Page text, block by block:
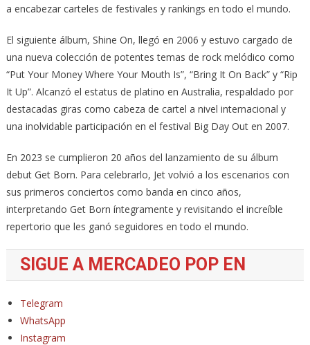
a encabezar carteles de festivales y rankings en todo el mundo.
El siguiente álbum, Shine On, llegó en 2006 y estuvo cargado de
una nueva colección de potentes temas de rock melódico como
“Put Your Money Where Your Mouth Is”, “Bring It On Back” y “Rip
It Up”. Alcanzó el estatus de platino en Australia, respaldado por
destacadas giras como cabeza de cartel a nivel internacional y
una inolvidable participación en el festival Big Day Out en 2007.
En 2023 se cumplieron 20 años del lanzamiento de su álbum
debut Get Born. Para celebrarlo, Jet volvió a los escenarios con
sus primeros conciertos como banda en cinco años,
interpretando Get Born íntegramente y revisitando el increíble
repertorio que les ganó seguidores en todo el mundo.
SIGUE A MERCADEO POP EN
Telegram
WhatsApp
Instagram